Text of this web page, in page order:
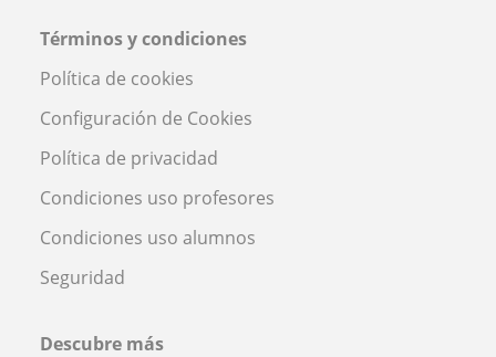
Términos y condiciones
Política de cookies
Configuración de Cookies
Política de privacidad
Condiciones uso profesores
Condiciones uso alumnos
Seguridad
Descubre más